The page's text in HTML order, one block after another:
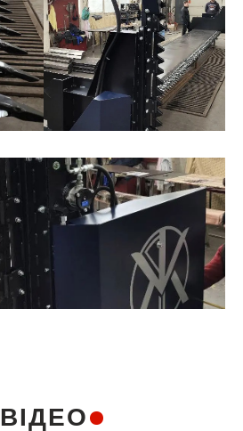
ВІДЕО